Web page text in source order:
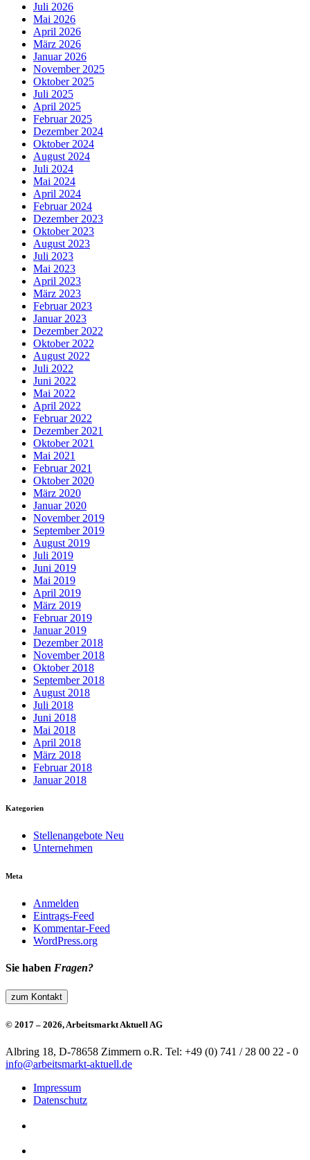
Juli 2026
Mai 2026
April 2026
März 2026
Januar 2026
November 2025
Oktober 2025
Juli 2025
April 2025
Februar 2025
Dezember 2024
Oktober 2024
August 2024
Juli 2024
Mai 2024
April 2024
Februar 2024
Dezember 2023
Oktober 2023
August 2023
Juli 2023
Mai 2023
April 2023
März 2023
Februar 2023
Januar 2023
Dezember 2022
Oktober 2022
August 2022
Juli 2022
Juni 2022
Mai 2022
April 2022
Februar 2022
Dezember 2021
Oktober 2021
Mai 2021
Februar 2021
Oktober 2020
März 2020
Januar 2020
November 2019
September 2019
August 2019
Juli 2019
Juni 2019
Mai 2019
April 2019
März 2019
Februar 2019
Januar 2019
Dezember 2018
November 2018
Oktober 2018
September 2018
August 2018
Juli 2018
Juni 2018
Mai 2018
April 2018
März 2018
Februar 2018
Januar 2018
Kategorien
Stellenangebote Neu
Unternehmen
Meta
Anmelden
Eintrags-Feed
Kommentar-Feed
WordPress.org
Sie haben Fragen?
zum Kontakt
© 2017 – 2026, Arbeitsmarkt Aktuell AG
Albring 18, D-78658 Zimmern o.R. Tel: +49 (0) 741 / 28 00 22 - 0
info@arbeitsmarkt-aktuell.de
Impressum
Datenschutz